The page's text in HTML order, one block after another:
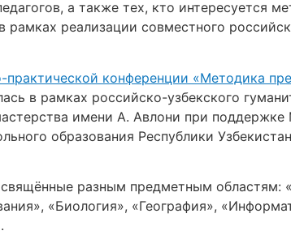
а также тех, кто интересуется
реализации совместного
практической конференции «Методика
в рамках российско-узбекского
имени А. Авлони при
образования Республики
разным предметным областям:
«Биология», «География»,